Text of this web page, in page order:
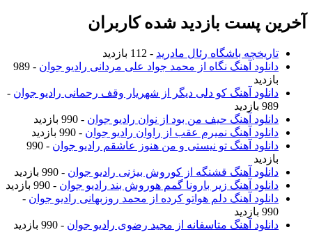
آخرین پست بازدید شده کاربران
تاریخچه باشگاه رئال مادرید - 112 بازدید
دانلود آهنگ نگاه از محمد جواد علی مردانی رادیو جوان
- 989
بازدید
دانلود آهنگ کو دلی دیگر از شهریار وقف رحمانی رادیو جوان -
989 بازدید
دانلود آهنگ حیف من بود از نوان رادیو جوان - 990 بازدید
دانلود آهنگ نمیرم عقب از راوان رادیو جوان - 990 بازدید
دانلود آهنگ تو نیستی و من هنوز عاشقم رادیو جوان
- 990
بازدید
دانلود آهنگ قشنگه از کوروش بیژنی رادیو جوان - 990 بازدید
دانلود آهنگ زیر بارونا گمم هوروش بند رادیو جوان - 990 بازدید
دانلود آهنگ دلم هواتو کرده از محمد روزبهانی رادیو جوان -
990 بازدید
دانلود آهنگ متاسفانه از مجید رضوی رادیو جوان - 990 بازدید